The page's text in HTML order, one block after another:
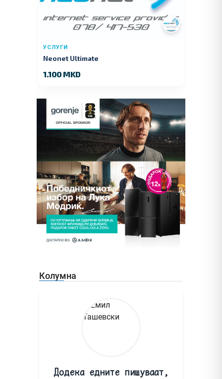
УСЛУГИ
Neonet Ultimate
1.100 MKD
Колумна
Додека едните пишуваат,